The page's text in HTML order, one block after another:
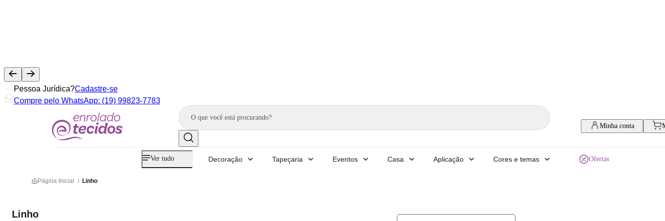
Pessoa Jurídica?Cadastre-se
Compre pelo WhatsApp: (19) 99823-7783
Minha conta
Ver tudo Decoração Tapeçaria Eventos Casa Aplicação Cores e temas Ofertas
Página Inicial Linho
Linho